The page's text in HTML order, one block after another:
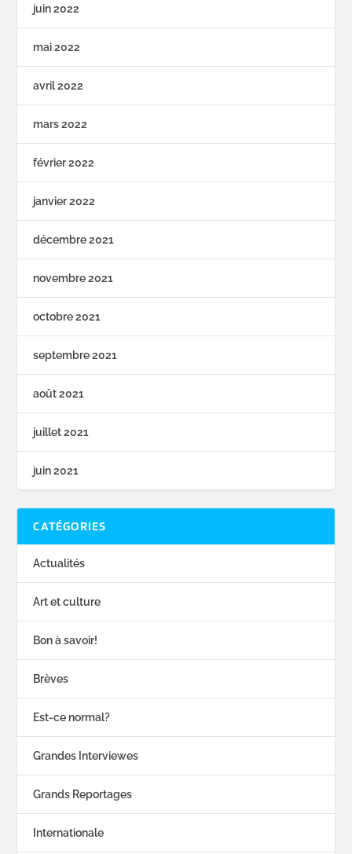
juin 2022
mai 2022
avril 2022
mars 2022
février 2022
janvier 2022
décembre 2021
novembre 2021
octobre 2021
septembre 2021
août 2021
juillet 2021
juin 2021
CATÉGORIES
Actualités
Art et culture
Bon à savoir!
Brèves
Est-ce normal?
Grandes Interviewes
Grands Reportages
Internationale